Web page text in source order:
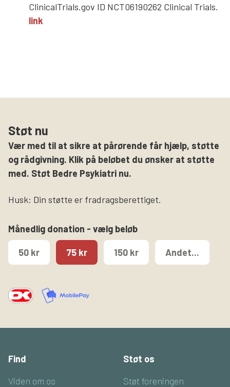
ClinicalTrials.gov ID NCT06190262 Clinical Trials.
link
Støt nu
Vær med til at sikre at pårørende får hjælp, støtte
og rådgivning. Klik på beløbet du ønsker at støtte
med. Støt Bedre Psykiatri nu.
Husk: Din støtte er fradragsberettiget.
Månedlig donation - vælg beløb
50 kr 75 kr 150 kr Andet...
Find
Viden om os
Støt os
Støt foreningen